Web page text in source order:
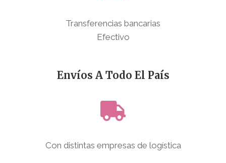
Transferencias bancarias
Efectivo
Envíos A Todo El País
Con distintas empresas de logística